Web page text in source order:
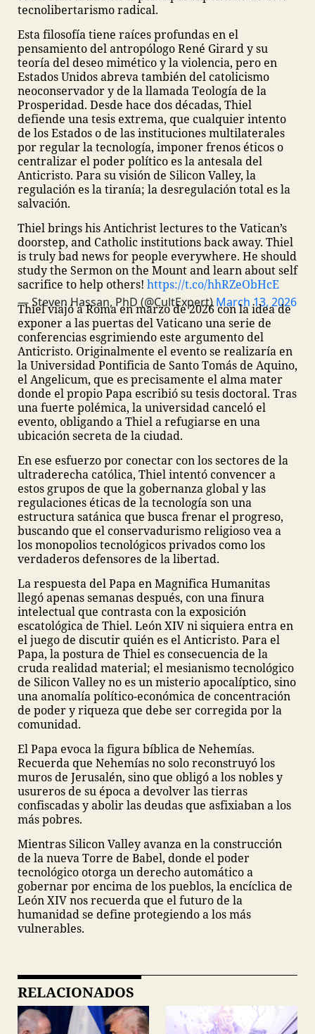
tecnolibertarismo radical.
Esta filosofía tiene raíces profundas en el
pensamiento del antropólogo René Girard y su
teoría del deseo mimético y la violencia, pero en
Estados Unidos abreva también del catolicismo
neoconservador y de la llamada Teología de la
Prosperidad. Desde hace dos décadas, Thiel
defiende una tesis extrema, que cualquier intento
de los Estados o de las instituciones multilaterales
por regular la tecnología, imponer frenos éticos o
centralizar el poder político es la antesala del
Anticristo. Para su visión de Silicon Valley, la
regulación es la tiranía; la desregulación total es la
salvación.
Thiel brings his Antichrist lectures to the Vatican’s
doorstep, and Catholic institutions back away. Thiel
is truly bad news for people everywhere. He should
study the Sermon on the Mount and learn about self
sacrifice to help others! https://t.co/hhRZeObHcE
— Steven Hassan, PhD (@CultExpert)March 13, 2026
Thiel viajó a Roma en marzo de 2026 con la idea de
exponer a las puertas del Vaticano una serie de
conferencias esgrimiendo este argumento del
Anticristo. Originalmente el evento se realizaría en
la Universidad Pontificia de Santo Tomás de Aquino,
el Angelicum, que es precisamente el alma mater
donde el propio Papa escribió su tesis doctoral. Tras
una fuerte polémica, la universidad canceló el
evento, obligando a Thiel a refugiarse en una
ubicación secreta de la ciudad.
En ese esfuerzo por conectar con los sectores de la
ultraderecha católica, Thiel intentó convencer a
estos grupos de que la gobernanza global y las
regulaciones éticas de la tecnología son una
estructura satánica que busca frenar el progreso,
buscando que el conservadurismo religioso vea a
los monopolios tecnológicos privados como los
verdaderos defensores de la libertad.
La respuesta del Papa en Magnifica Humanitas
llegó apenas semanas después, con una finura
intelectual que contrasta con la exposición
escatológica de Thiel. León XIV ni siquiera entra en
el juego de discutir quién es el Anticristo. Para el
Papa, la postura de Thiel es consecuencia de la
cruda realidad material; el mesianismo tecnológico
de Silicon Valley no es un misterio apocalíptico, sino
una anomalía político-económica de concentración
de poder y riqueza que debe ser corregida por la
comunidad.
El Papa evoca la figura bíblica de Nehemías.
Recuerda que Nehemías no solo reconstruyó los
muros de Jerusalén, sino que obligó a los nobles y
usureros de su época a devolver las tierras
confiscadas y abolir las deudas que asfixiaban a los
más pobres.
Mientras Silicon Valley avanza en la construcción
de la nueva Torre de Babel, donde el poder
tecnológico otorga un derecho automático a
gobernar por encima de los pueblos, la encíclica de
León XIV nos recuerda que el futuro de la
humanidad se define protegiendo a los más
vulnerables.
RELACIONADOS